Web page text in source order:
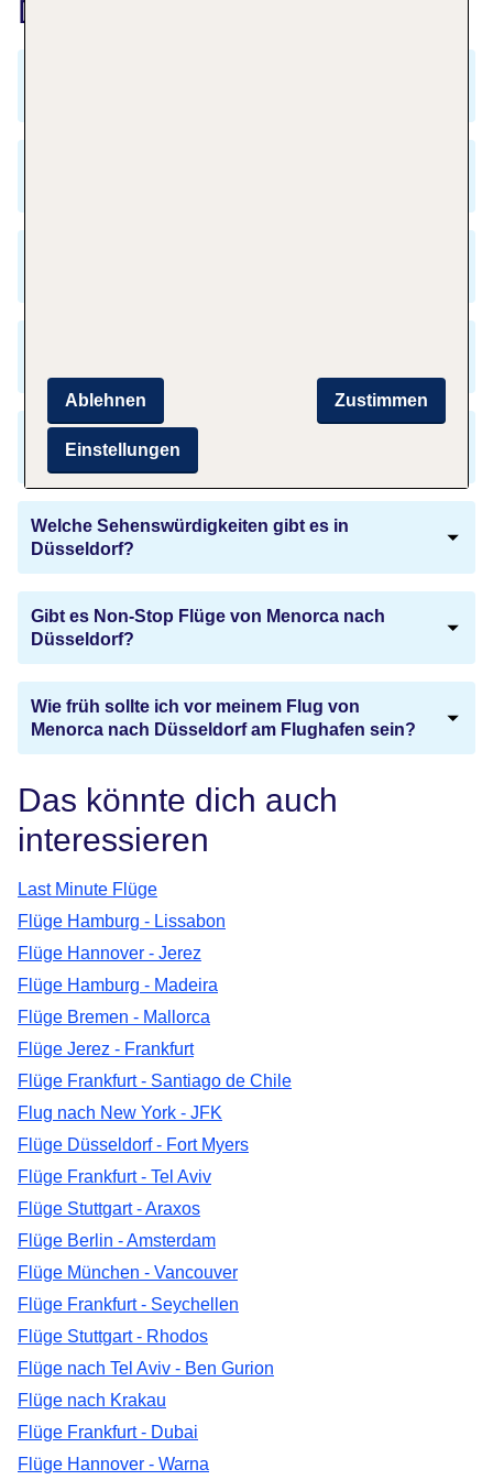
Düsseldorf
Welche kulinarischen Highlights bietet
Düsseldorf?
Welche Sehenswürdigkeiten gibt es in
Düsseldorf?
Gibt es Non-Stop Flüge von Menorca nach
Düsseldorf?
Wie früh sollte ich vor meinem Flug von
Menorca nach Düsseldorf am Flughafen sein?
Das könnte dich auch
interessieren
Last Minute Flüge
Flüge Hamburg - Lissabon
Flüge Hannover - Jerez
Flüge Hamburg - Madeira
Flüge Bremen - Mallorca
Flüge Jerez - Frankfurt
Flüge Frankfurt - Santiago de Chile
Flug nach New York - JFK
Flüge Düsseldorf - Fort Myers
Flüge Frankfurt - Tel Aviv
Flüge Stuttgart - Araxos
Flüge Berlin - Amsterdam
Flüge München - Vancouver
Flüge Frankfurt - Seychellen
Flüge Stuttgart - Rhodos
Flüge nach Tel Aviv - Ben Gurion
Flüge nach Krakau
Flüge Frankfurt - Dubai
Flüge Hannover - Warna
Zustimmen
Ablehnen
Einstellungen